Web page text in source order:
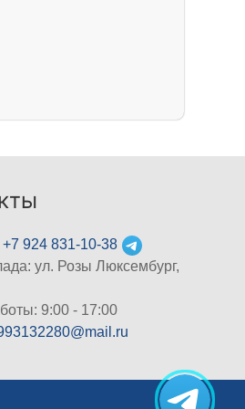
+7 924 831-10-38
ул. Розы Люксембург,
9:00 - 17:00